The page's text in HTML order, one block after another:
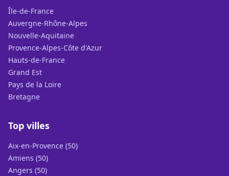
Île-de-France
Auvergne-Rhône-Alpes
Nouvelle-Aquitaine
Provence-Alpes-Côte d'Azur
Hauts-de-France
Grand Est
Pays de la Loire
Bretagne
Top villes
Aix-en-Provence (50)
Amiens (50)
Angers (50)